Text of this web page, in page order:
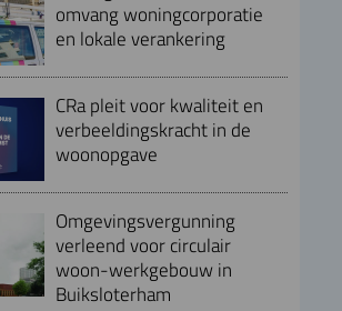
omvang woningcorporatie
en lokale verankering
CRa pleit voor kwaliteit en
verbeeldingskracht in de
woonopgave
Omgevingsvergunning
verleend voor circulair
woon-werkgebouw in
Buiksloterham